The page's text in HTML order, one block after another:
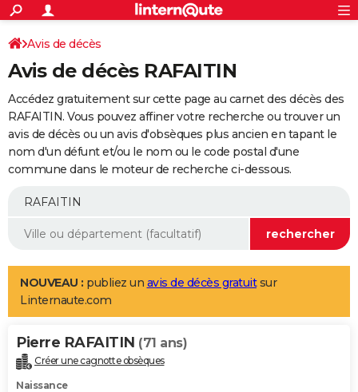
ACTUALITÉS
Politique
Société
Faits Divers
Education
Monde
Villes
+
SPORT
Coupe du monde 2026
Football
Tennis
Cyclisme
Rugby
Forum
Programme TV
TNT
Streaming
Cinéma
Sorties cinéma
Musique
+
FINANCE
Retraite
Epargne
Immobilier
Risques naturels par ville
Banque
Assurance
AUTO
Essais
Réserver un essai
Citadines
Berlines
SUV
Forum auto
+
Mobiles
Meilleur smartphone
Internet
Ordinateurs
Jeux vidéo
Guide high-tech
Aménagement intérieur
LIFESTYLE
Art de vivre
Bien-être
Loisirs
Mode
Modes de vie
Alimentation
Guide de la santé
Maladies
Médicaments
Sommeil
VOYAGE
Destinations
City break
Voyage nature
Voyage de noces
Forum
Climat
+PHOTO
Avis de décès
Avis de décès RAFAITIN
Accédez gratuitement sur cette page au carnet des décès des
RAFAITIN. Vous pouvez affiner votre recherche ou trouver un
avis de décès ou un avis d'obsèques plus ancien en tapant le
nom d'un défunt et/ou le nom ou le code postal d'une
commune dans le moteur de recherche ci-dessous.
NOUVEAU : publiez un avis de décès gratuitsur
Linternaute.com
Pierre RAFAITIN (71 ans)
Créer une cagnotte obsèques
Naissance